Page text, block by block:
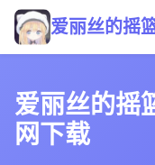
爱丽丝的摇
爱丽丝的
网下载